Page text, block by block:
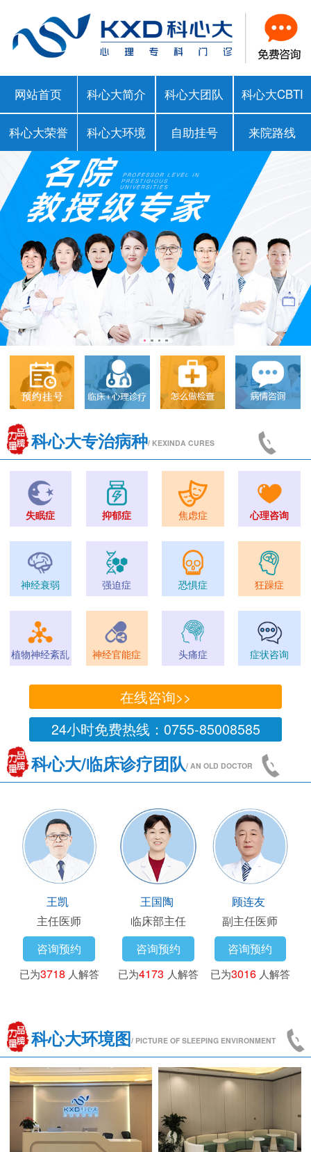
网站首页 科心大简介 科心大团队 科心大CBTI
科心大荣誉 科心大环境 自助挂号 来院路线
科心大专治病种/ KEXINDA CURES
失眠症 抑郁症 焦虑症 心理咨询
神经衰弱 强迫症 恐惧症 狂躁症
植物神经紊乱 神经官能症 头痛症 症状咨询
在线咨询>>
24小时免费热线：0755-85008585
科心大/临床诊疗团队/ AN OLD DOCTOR
王凯
主任医师
咨询预约
已为3718 人解答
王国陶
临床部主任
咨询预约
已为4173 人解答
顾连友
副主任医师
咨询预约
已为3016 人解答
科心大环境图/ PICTURE OF SLEEPING ENVIRONMENT